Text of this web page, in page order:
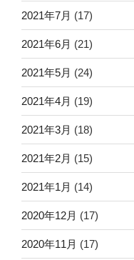
2021年7月 (17)
2021年6月 (21)
2021年5月 (24)
2021年4月 (19)
2021年3月 (18)
2021年2月 (15)
2021年1月 (14)
2020年12月 (17)
2020年11月 (17)